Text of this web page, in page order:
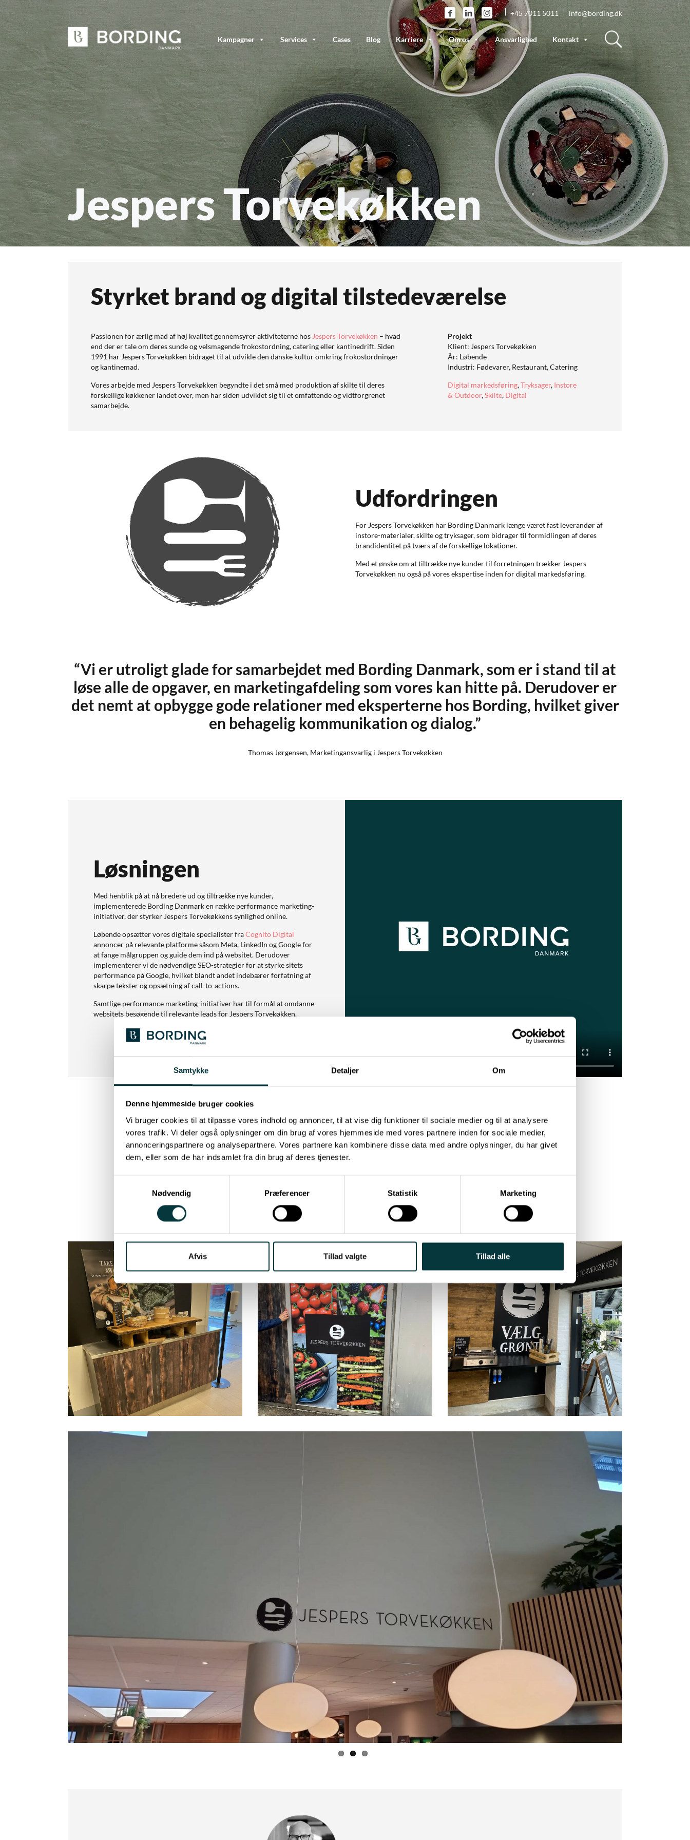
Samtykke Detaljer Om
Denne hjemmeside bruger cookies
Vi bruger cookies til at tilpasse vores indhold og annoncer, til at vise dig funktioner til sociale medier og til at analysere
vores trafik. Vi deler også oplysninger om din brug af vores hjemmeside med vores partnere inden for sociale medier,
annonceringspartnere og analysepartnere. Vores partnere kan kombinere disse data med andre oplysninger, du har givet
dem, eller som de har indsamlet fra din brug af deres tjenester.
Nødvendig
Præferencer Statistik Marketing
Afvis Tillad valgte Tillad alle
+45 7011 5011 info@bording.dk
Kampagner Services Cases Blog Karriere Om os Ansvarlighed Kontakt
Jespers Torvekøkken
Styrket brand og digital tilstedeværelse
Passionen for ærlig mad af høj kvalitet gennemsyrer aktiviteterne hos Jespers Torvekøkken – hvad
end der er tale om deres sunde og velsmagende frokostordning, catering eller kantinedrift. Siden
1991 har Jespers Torvekøkken bidraget til at udvikle den danske kultur omkring frokostordninger
og kantinemad.
Vores arbejde med Jespers Torvekøkken begyndte i det små med produktion af skilte til deres
forskellige køkkener landet over, men har siden udviklet sig til et omfattende og vidtforgrenet
samarbejde.
Projekt
Klient: Jespers Torvekøkken
År: Løbende
Industri: Fødevarer, Restaurant, Catering
Digital markedsføring,Tryksager, Instore
& Outdoor,Skilte, Digital
Udfordringen
For Jespers Torvekøkken har Bording Danmark længe været fast leverandør af
instore-materialer, skilte og tryksager, som bidrager til formidlingen af deres
brandidentitet på tværs af de forskellige lokationer.
Med et ønske om at tiltrække nye kunder til forretningen trækker Jespers
Torvekøkken nu også på vores ekspertise inden for digital markedsføring.
“Vi er utroligt glade for samarbejdet med Bording Danmark, som er i stand til at
løse alle de opgaver, en marketingafdeling som vores kan hitte på. Derudover er
det nemt at opbygge gode relationer med eksperterne hos Bording, hvilket giver
en behagelig kommunikation og dialog.”
Thomas Jørgensen, Marketingansvarlig i Jespers Torvekøkken
Løsningen
Med henblik på at nå bredere ud og tiltrække nye kunder,
implementerede Bording Danmark en række performance marketing-
initiativer, der styrker Jespers Torvekøkkens synlighed online.
Løbende opsætter vores digitale specialister fraCognito Digital
annoncer på relevante platforme såsom Meta, LinkedIn og Google for
at fange målgruppen og guide dem ind på websitet. Derudover
implementerer vi de nødvendige SEO-strategier for at styrke sitets
performance på Google, hvilket blandt andet indebærer forfatning af
skarpe tekster og opsætning af call-to-actions.
Samtlige performance marketing-initiativer har til formål at omdanne
websitets besøgende til relevante leads for Jespers Torvekøkken.
Resultatet
Bording Danmark har skabt en stærkere brandidentitet for Jespers Torvekøkken ved
skarpt at formidle deres budskaber på relevante digitale platforme såvel som i deres
endnu stærkere brand.